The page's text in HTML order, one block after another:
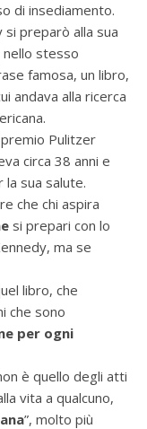
di insediamento.
si preparò alla sua
nello stesso
famosa, un libro,
andava alla ricerca
Pulitzer
circa 38 anni e
sua salute.
che chi aspira
si prepari con lo
ma se
libro, che
che sono
per ogni
è quello degli atti
vita a qualcuno,
”, molto più